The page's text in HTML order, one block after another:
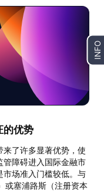
的优势
了许多显著优势，使
管障碍进入国际金融市
市场准入门槛较低。与
或塞浦路斯（注册资本
INFO